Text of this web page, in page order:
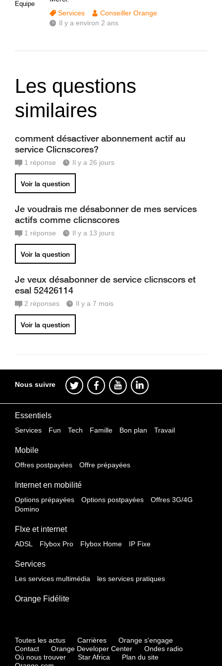
Equipe
Services
Conseiller Orange
Il y a environ 2 ans
Les questions
similaires
comment désactiver abonnement actif au
service Clicnscores?
1 réponse Il y a 26 jours
Voir la question
Je voudrais me désabonner de mes services
actifs comme clicnscores
1 réponse Il y a 13 jours
Voir la question
Je veux désabonner de service clicnscors et
esal 52426114
2 réponses Il y a 7 mois
Voir la question
Nous suivre
Essentiels
Services Fun Tech Famille Bon plan Travail
Mobile
Offres postpayées Offre prépayées
Internet en mobilité
Options prépayées Options postpayées
Offres 3G/4G
Domino
FIxe et internet
ADSL Flybox Pro Flybox Home IP Fixe
Services
Les services multimédia les services pratiques
Orange Fidélite
Toutes les actus Carrières
Orange s'engage
Contact
Orange Developer Center
Ondes radio
Où nous trouver
Star Africa
Plan du site